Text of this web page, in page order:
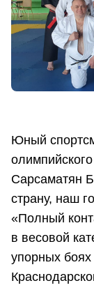
Юный
Сарсаматян
страну, наш
«Полный
в весовой
упорных